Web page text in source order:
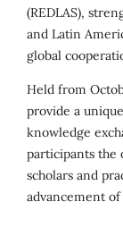
(REDLAS),
and Latin
global
Held from
provide a
knowledge
participants the
scholars and
advancement